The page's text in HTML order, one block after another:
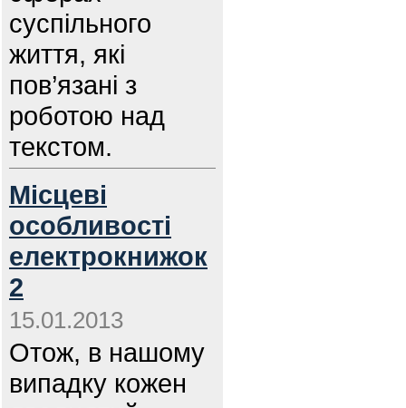
суспільного
життя, які
пов’язані з
роботою над
текстом.
Місцеві
особливості
електрокнижок
2
15.01.2013
Отож, в нашому
випадку кожен